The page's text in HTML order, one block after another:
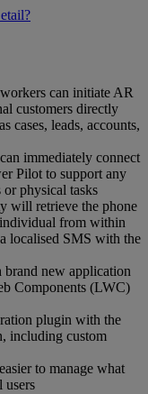
can initiate AR
customers directly
cases, leads, accounts,
immediately connect
Pilot to support any
physical tasks
will retrieve the phone
from within
localised SMS with the
new application
Components (LWC)
plugin with the
including custom
to manage what
users